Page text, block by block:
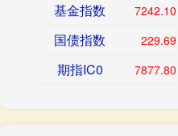
基金指数 7242.10
国债指数 229.69
期指IC0 7877.80